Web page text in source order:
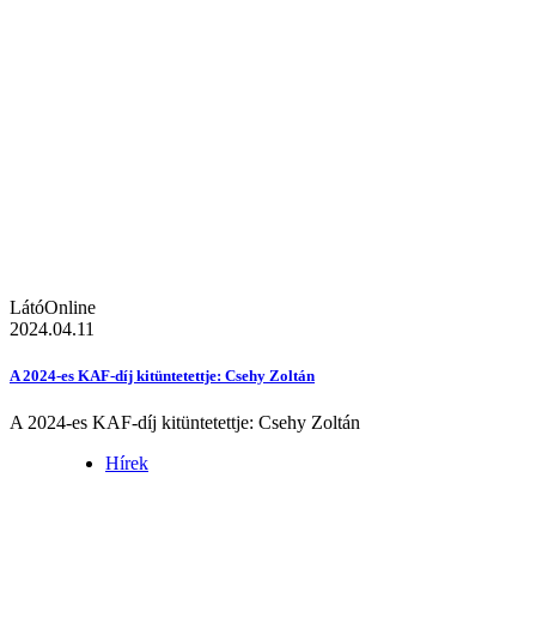
LátóOnline
2024.04.11
A 2024-es KAF-díj kitüntetettje: Csehy Zoltán
A 2024-es KAF-díj kitüntetettje: Csehy Zoltán
Hírek